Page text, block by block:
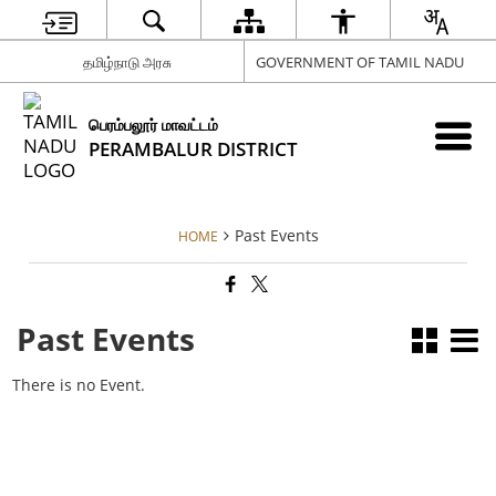
தமிழ்நாடு அரசு GOVERNMENT OF TAMIL NADU
பெரம்பலூர் மாவட்டம்
PERAMBALUR DISTRICT
HOME Past Events
Past Events
There is no Event.